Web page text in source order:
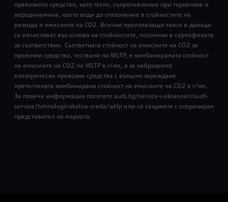
превозното средство, като тегло, съпротивление при търкаляне и
аеродинамика, което води до отклонение в стойностите на
разхода и емисиите на CO2. Всички произлизащи такси и данъци
се изчисляват въз основа на стойностите, посочени в сертификата
за съответствие. Съответната стойност на емисиите на CO2 за
превозни средства, тествани по WLTP, е комбинираната стойност
на емисиите на CO2 по WLTP в г/км, а за хибридните
електрически превозни средства с външно зареждане
претеглената комбинирана стойност на емисиите на CO2 в г/км.
За повече информация посетете audi.bg/service-i-aksesoari/audi-
service/tehnologii-okolna-sreda/wltp или се свържете с оторизиран
представител на марката.